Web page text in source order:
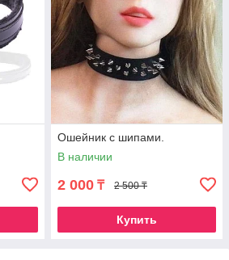
Ошейник с шипами.
В наличии
2 000 ₸ 2 500 ₸
Купить